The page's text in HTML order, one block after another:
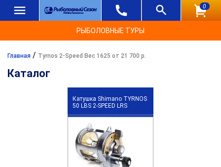
0
РЫБОЛОВНЫЕ ТУРЫ
Главная / Tyrnos 2-Speed Вес 1625 от 21 700 р.
Каталог
Катушка Shimano TYRNOS
50 LBS 2-SPEED LRS